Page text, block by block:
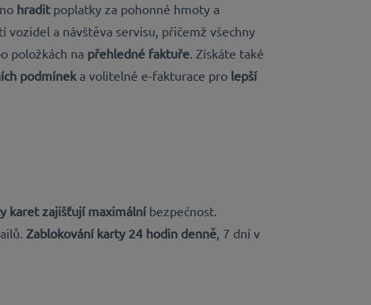
hraditpoplatky za pohonné hmoty a
vozidel a návštěva servisu, přičemž všechny
položkách na přehledné faktuře. Získáte také
podmíneka volitelné e-fakturace pro lepší
karet zajišťují maximálníbezpečnost.
Zablokování karty 24 hodin denně, 7 dní v